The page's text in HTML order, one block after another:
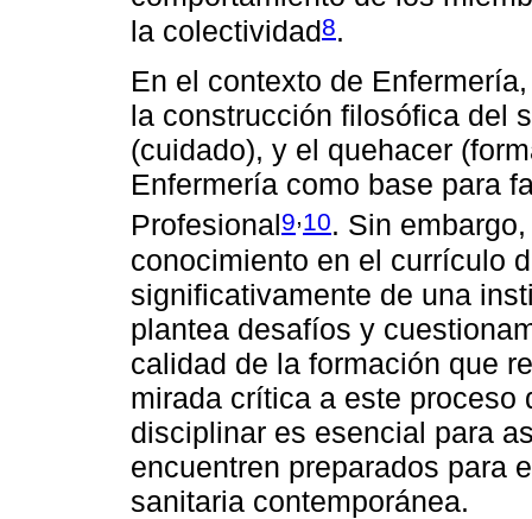
la colectividad8.
En el contexto de
la construcción filosófica del
(cuidado), y el quehacer
Enfermería como base para
Profesional9,10. Sin
conocimiento en el currículo
significativamente de una
plantea desafíos y
calidad de la formación que
mirada crítica a este proceso
disciplinar es esencial para
encuentren preparados para
sanitaria contemporánea.